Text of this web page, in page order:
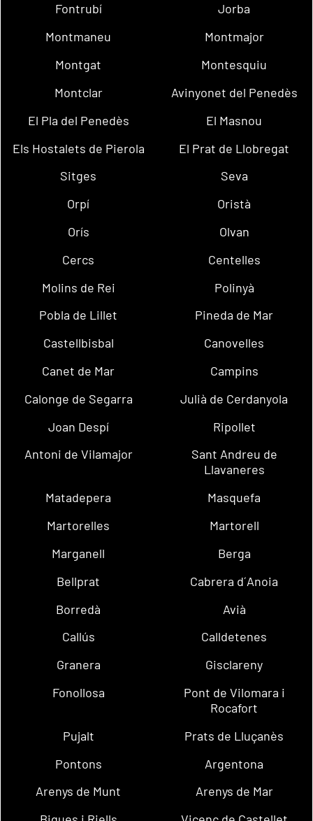
Fontrubí
Jorba
Montmaneu
Montmajor
Montgat
Montesquiu
Montclar
Avinyonet del Penedès
El Pla del Penedès
El Masnou
Els Hostalets de Pierola
El Prat de Llobregat
Sitges
Seva
Orpí
Oristà
Orís
Olvan
Cercs
Centelles
Molins de Rei
Polinyà
Pobla de Lillet
Pineda de Mar
Castellbisbal
Canovelles
Canet de Mar
Campins
Calonge de Segarra
Julià de Cerdanyola
Joan Despí
Ripollet
Antoni de Vilamajor
Sant Andreu de
Llavaneres
Matadepera
Masquefa
Martorelles
Martorell
Marganell
Berga
Bellprat
Cabrera d´Anoia
Borredà
Avià
Callús
Calldetenes
Granera
Gisclareny
Fonollosa
Pont de Vilomara i
Rocafort
Pujalt
Prats de Lluçanès
Pontons
Argentona
Arenys de Munt
Arenys de Mar